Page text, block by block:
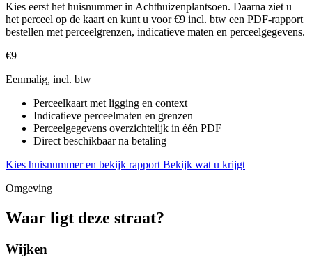
Kies eerst het huisnummer in Achthuizenplantsoen. Daarna ziet u
het perceel op de kaart en kunt u voor €9 incl. btw een PDF-rapport
bestellen met perceelgrenzen, indicatieve maten en perceelgegevens.
€9
Eenmalig, incl. btw
Perceelkaart met ligging en context
Indicatieve perceelmaten en grenzen
Perceelgegevens overzichtelijk in één PDF
Direct beschikbaar na betaling
Kies huisnummer en bekijk rapport Bekijk wat u krijgt
Omgeving
Waar ligt deze straat?
Wijken